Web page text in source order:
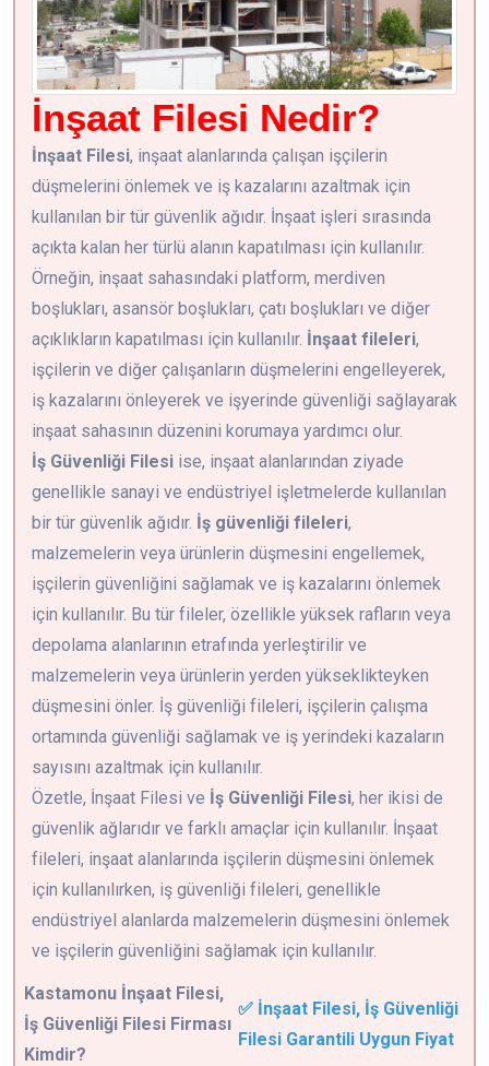
İnşaat Filesi Nedir?
İnşaat Filesi, inşaat alanlarında çalışan işçilerin
düşmelerini önlemek ve iş kazalarını azaltmak için
kullanılan bir tür güvenlik ağıdır. İnşaat işleri sırasında
açıkta kalan her türlü alanın kapatılması için kullanılır.
Örneğin, inşaat sahasındaki platform, merdiven
boşlukları, asansör boşlukları, çatı boşlukları ve diğer
açıklıkların kapatılması için kullanılır. İnşaat fileleri,
işçilerin ve diğer çalışanların düşmelerini engelleyerek,
iş kazalarını önleyerek ve işyerinde güvenliği sağlayarak
inşaat sahasının düzenini korumaya yardımcı olur.
İş Güvenliği Filesi ise, inşaat alanlarından ziyade
genellikle sanayi ve endüstriyel işletmelerde kullanılan
bir tür güvenlik ağıdır. İş güvenliği fileleri,
malzemelerin veya ürünlerin düşmesini engellemek,
işçilerin güvenliğini sağlamak ve iş kazalarını önlemek
için kullanılır. Bu tür fileler, özellikle yüksek rafların veya
depolama alanlarının etrafında yerleştirilir ve
malzemelerin veya ürünlerin yerden yükseklikteyken
düşmesini önler. İş güvenliği fileleri, işçilerin çalışma
ortamında güvenliği sağlamak ve iş yerindeki kazaların
sayısını azaltmak için kullanılır.
Özetle, İnşaat Filesi ve İş Güvenliği Filesi, her ikisi de
güvenlik ağlarıdır ve farklı amaçlar için kullanılır. İnşaat
fileleri, inşaat alanlarında işçilerin düşmesini önlemek
için kullanılırken, iş güvenliği fileleri, genellikle
endüstriyel alanlarda malzemelerin düşmesini önlemek
ve işçilerin güvenliğini sağlamak için kullanılır.
Kastamonu İnşaat Filesi,
İş Güvenliği Filesi Firması
Kimdir?
✅ İnşaat Filesi, İş Güvenliği
Filesi Garantili Uygun Fiyat